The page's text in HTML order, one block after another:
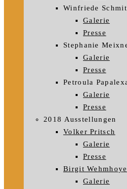
Winfriede
Galerie
Presse
Stephanie
Galerie
Presse
Petroula
Galerie
Presse
2018 Ausstellungen
Volker Pritsch
Galerie
Presse
Birgit
Galerie